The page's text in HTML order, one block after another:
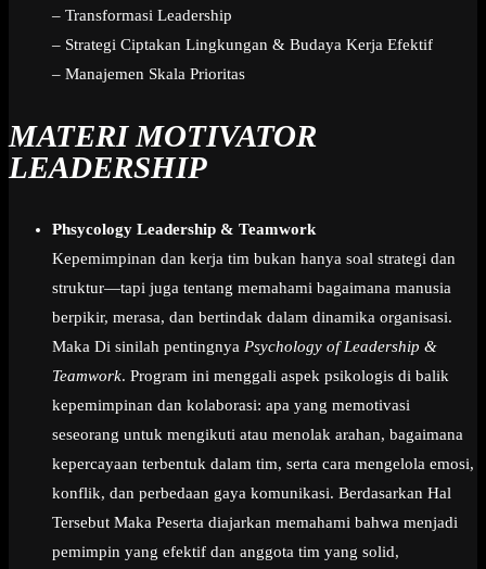
– Transformasi Leadership
– Strategi Ciptakan Lingkungan & Budaya Kerja Efektif
– Manajemen Skala Prioritas
MATERI MOTIVATOR
LEADERSHIP
Phsycology Leadership & Teamwork
Kepemimpinan dan kerja tim bukan hanya soal strategi dan
struktur—tapi juga tentang memahami bagaimana manusia
berpikir, merasa, dan bertindak dalam dinamika organisasi.
Maka Di sinilah pentingnya Psychology of Leadership &
Teamwork. Program ini menggali aspek psikologis di balik
kepemimpinan dan kolaborasi: apa yang memotivasi
seseorang untuk mengikuti atau menolak arahan, bagaimana
kepercayaan terbentuk dalam tim, serta cara mengelola emosi,
konflik, dan perbedaan gaya komunikasi. Berdasarkan Hal
Tersebut Maka Peserta diajarkan memahami bahwa menjadi
pemimpin yang efektif dan anggota tim yang solid,